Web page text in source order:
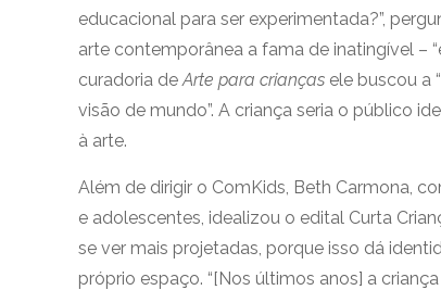
educacional para ser experimentada?”,
arte contemporânea a fama de inatingível –
curadoria deArte para crianças ele buscou a
visão de mundo”. A criança seria o público
à arte.
Além de dirigir o ComKids, Beth Carmona,
e adolescentes, idealizou o edital Curta
se ver mais projetadas, porque isso dá
próprio espaço. “[Nos últimos anos] a